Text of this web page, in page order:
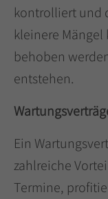
kontrolliert und
kleinere
behoben
entstehen.
Ein
zahlreiche
Termine,